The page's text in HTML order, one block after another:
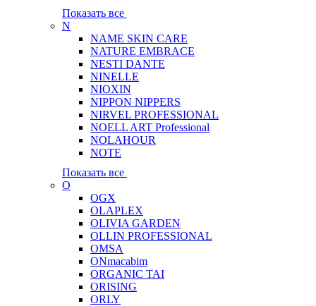
Показать все
N
NAME SKIN CARE
NATURE EMBRACE
NESTI DANTE
NINELLE
NIOXIN
NIPPON NIPPERS
NIRVEL PROFESSIONAL
NOELL ART Professional
NOLAHOUR
NOTE
Показать все
O
OGX
OLAPLEX
OLIVIA GARDEN
OLLIN PROFESSIONAL
OMSA
ONmacabim
ORGANIC TAI
ORISING
ORLY